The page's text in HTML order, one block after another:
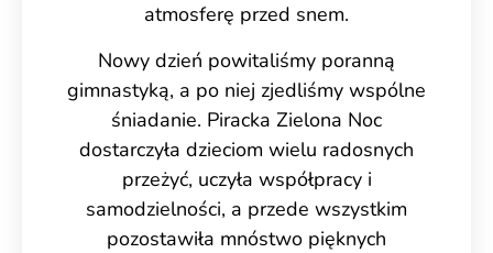
atmosferę przed snem.
Nowy dzień powitaliśmy poranną
gimnastyką, a po niej zjedliśmy wspólne
śniadanie. Piracka Zielona Noc
dostarczyła dzieciom wielu radosnych
przeżyć, uczyła współpracy i
samodzielności, a przede wszystkim
pozostawiła mnóstwo pięknych